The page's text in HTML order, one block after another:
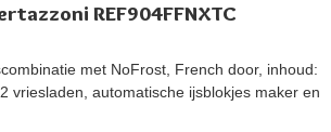
REF904FFNXTC
met NoFrost, French door, inhoud:
vriesladen, automatische ijsblokjes maker en